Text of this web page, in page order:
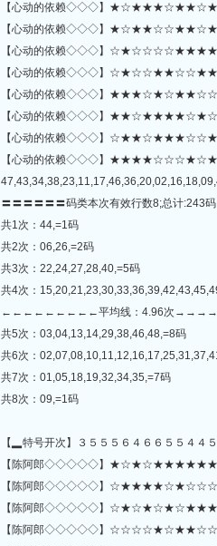
【心动的依赖◇◇◇】
【心动的依赖◇◇◇】
【心动的依赖◇◇◇】
【心动的依赖◇◇◇】
【心动的依赖◇◇◇】
【心动的依赖◇◇◇】
【心动的依赖◇◇◇】
【心动的依赖◇◇◇】
〓〓〓〓〓〓码类本次有效行数8;总计:243
共1次：44,=1码
共2次：06,26,=2码
共3次：22,24,27,28,40,=5码
共4次：
←←←←←←←←←平均线：4.96次
共5次：03,04,13,14,29,38,46,48,=8码
共6次：
共7次：01,05,18,19,32,34,35,=7码
共8次：09,=1码
【▂特号开次】３５５５６４６６５５４４
【陈阿郎◇◇◇◇◇】
【陈阿郎◇◇◇◇◇】
【陈阿郎◇◇◇◇◇】
【陈阿郎◇◇◇◇◇】